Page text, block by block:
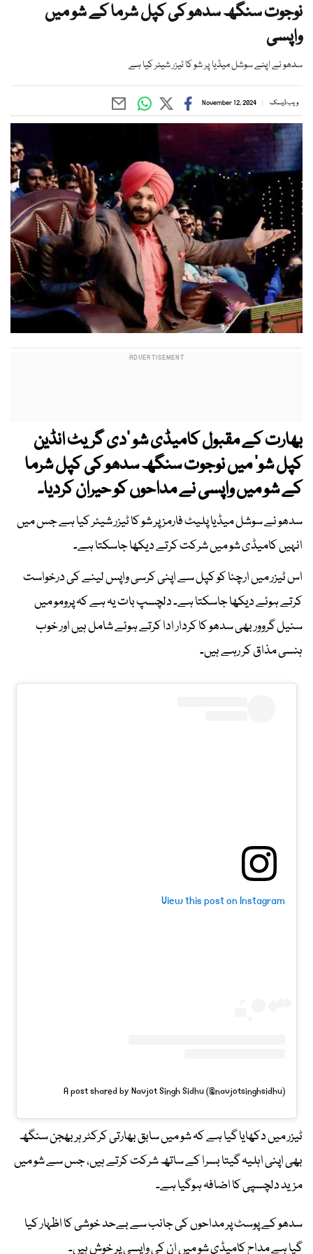
نوجوت سنگھ سدھو کی کپل شرما کے شو میں
واپسی
سدھو نے اپنے سوشل میڈیا پر شو کا ٹیزر شیئر کیا ہے
ویب ڈیسک November 12, 2024
بھارت کے مقبول کامیڈی شو ’دی گریٹ انڈین
کپل شو‘ میں نوجوت سنگھ سدھو کی کپل شرما
کے شو میں واپسی نے مداحوں کو حیران کردیا۔
سدھو نے سوشل میڈیا پلیٹ فارمز پر شو کا ٹیزر شیئر کیا ہے جس میں
انہیں کامیڈی شو میں شرکت کرتے دیکھا جاسکتا ہے۔
اس ٹیزر میں ارچنا کو کپل سے اپنی کرسی واپس لینے کی درخواست
کرتے ہوئے دیکھا جاسکتا ہے۔ دلچسپ بات یہ ہے کہ پرومو میں
سنیل گروور بھی سدھو کا کردار ادا کرتے ہوئے شامل ہیں اور خوب
ہنسی مذاق کر رہے ہیں۔
View this post on Instagram
A post shared by Navjot Singh Sidhu (@navjotsinghsidhu)
ٹیزر میں دکھایا گیا ہے کہ شو میں سابق بھارتی کرکٹر ہربھجن سنگھ
بھی اپنی اہلیہ گیتا بسرا کے ساتھ شرکت کرتے ہیں، جس سے شو میں
مزید دلچسپی کا اضافہ ہوگیا ہے۔
سدھو کے پوسٹ پر مداحوں کی جانب سے بےحد خوشی کا اظہار کیا
گیا ہے مداح کامیڈی شو میں ان کی واپسی پر خوش ہیں۔